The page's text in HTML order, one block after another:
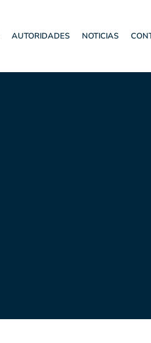
AUTORIDADES NOTICIAS